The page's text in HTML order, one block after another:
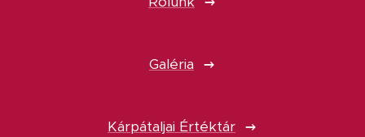
Galéria
Kárpátaljai Értéktár